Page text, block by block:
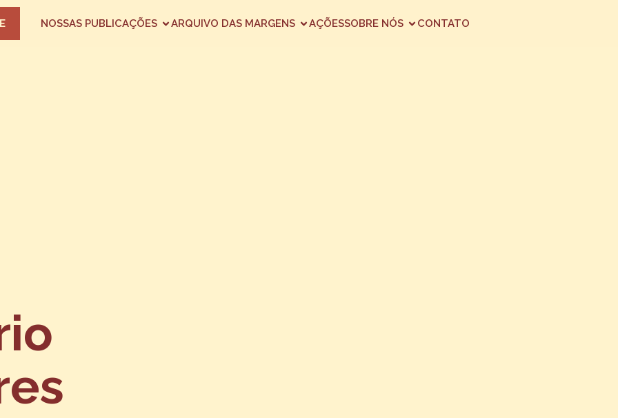
NOSSAS PUBLICAÇÕES ARQUIVO DAS MARGENS AÇÕESSOBRE NÓS CONTATO